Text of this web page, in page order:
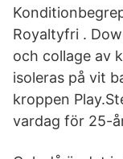
Royaltyfri .
och collage av
isoleras på vit
kroppen
vardag för 25-